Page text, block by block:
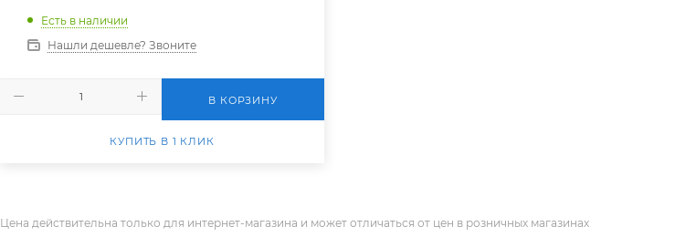
Есть в наличии
Нашли дешевле? Звоните
В КОРЗИНУ
КУПИТЬ В 1 КЛИК
Цена действительна только для интернет-магазина и может отличаться от цен в розничных магазинах